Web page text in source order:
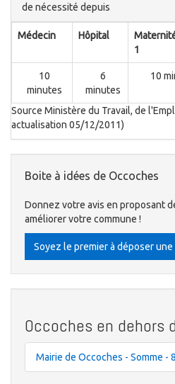
de nécessité depuis
Médecin Hôpital
1
10
minutes
6
minutes
10
Source Ministère du Travail, de
actualisation 05/12/2011)
Boite à idées de Occoches
Donnez votre avis en proposant
améliorer votre commune !
Soyez le premier à déposer une
Occoches en dehors
Mairie de Occoches - Somme -